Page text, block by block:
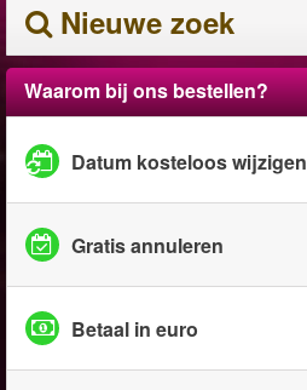
Nieuwe zoek
Waarom bij ons bestellen?
Datum kosteloos wijzigen
Gratis annuleren
Betaal in euro